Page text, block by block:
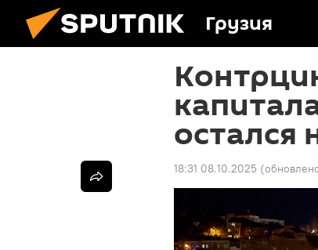
Грузия
остался
18:31 08.10.2025